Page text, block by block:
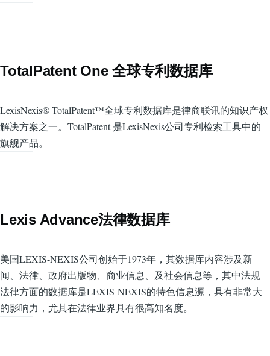
TotalPatent One 全球专利数据库
LexisNexis® TotalPatent™全球专利数据库是律商联讯的知识产权
解决方案之一。TotalPatent 是LexisNexis公司专利检索工具中的
旗舰产品。
Lexis Advance法律数据库
美国LEXIS-NEXIS公司创始于1973年，其数据库内容涉及新
闻、法律、政府出版物、商业信息、及社会信息等，其中法规
法律方面的数据库是LEXIS-NEXIS的特色信息源，具有非常大
的影响力，尤其在法律业界具有很高知名度。